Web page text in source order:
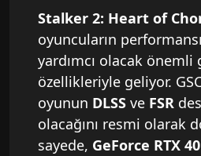
Stalker 2: Heart of
oyuncuların
yardımcı olacak
özellikleriyle geliyor.
oyunun DLSS ve FSR
olacağını resmi olarak
sayede, GeForce RTX